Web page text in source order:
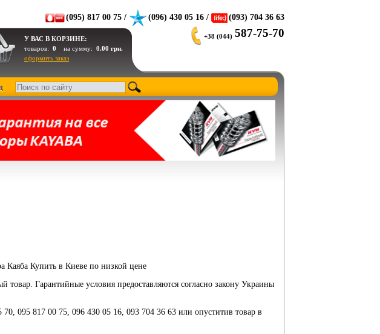
(095) 817 00 75 / (096) 430 05 16 / (093) 704 36 63
У ВАС В КОРЗИНЕ:
товаров: 0 на сумму: 0.00 грн.
оформить заказ
+38 (044) 587-75-70
Каяба Купить в Киеве по низкой цене
товар. Гарантийные условия предоставляются согласно закону Украины
095 817 00 75, 096 430 05 16, 093 704 36 63 или опуститив товар в